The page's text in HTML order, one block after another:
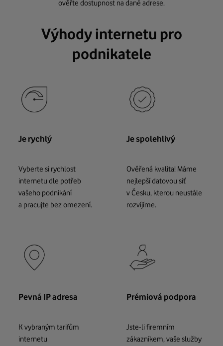
ověřte dostupnost na dané adrese.
Výhody internetu pro
podnikatele
Je rychlý
Vyberte si rychlost
internetu dle potřeb
vašeho podnikání
a pracujte bez omezení.
Je spolehlivý
Ověřená kvalita! Máme
nejlepší datovou síť
v Česku, kterou neustále
rozvíjíme.
Pevná IP adresa
K vybraným tarifům
internetu
Prémiová podpora
Jste-li firemním
zákazníkem, vaše služby